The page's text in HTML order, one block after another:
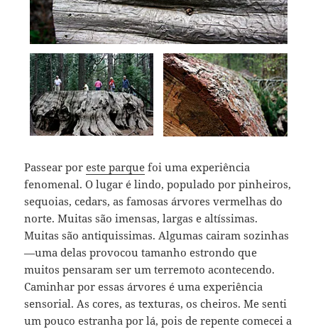
Passear poreste parque foi uma experiência
fenomenal. O lugar é lindo, populado por pinheiros,
sequoias, cedars, as famosas árvores vermelhas do
norte. Muitas são imensas, largas e altíssimas.
Muitas são antiquissimas. Algumas cairam sozinhas
—uma delas provocou tamanho estrondo que
muitos pensaram ser um terremoto acontecendo.
Caminhar por essas árvores é uma experiência
sensorial. As cores, as texturas, os cheiros. Me senti
um pouco estranha por lá, pois de repente comecei a